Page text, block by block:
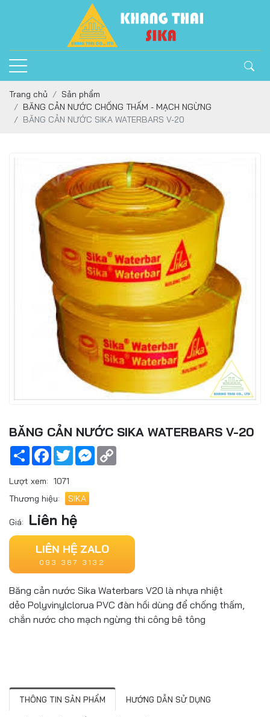
Trang chủ
Sản phẩm
BĂNG CẢN NƯỚC CHỐNG THẤM - MẠCH NGỪNG
BĂNG CẢN NƯỚC SIKA WATERBARS V-20
BĂNG CẢN NƯỚC SIKA WATERBARS V-20
Share Facebook
TwitterMessenger
Lượt xem: 1071
Thương hiệu:
SIKA
Giá: Liên hệ
LIÊN HỆ ZALO
093 387 3132
Băng cản nước Sika Waterbars V20 là nhựa nhiệt
dẻo Polyvinylclorua PVC đàn hồi dùng để chống thấm,
chắn nước cho mạch ngừng thi công bê tông
THÔNG TIN SẢN PHẨM HƯỚNG DẪN SỬ DỤNG